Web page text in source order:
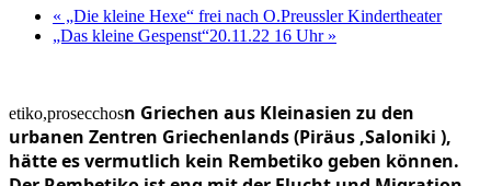
« „Die kleine Hexe“ frei nach O.Preussler Kindertheater
„Das kleine Gespenst“20.11.22 16 Uhr »
etiko,prosecchosn Griechen aus Kleinasien zu den
urbanen Zentren Griechenlands (Piräus ,Saloniki ),
hätte es vermutlich kein Rembetiko geben können.